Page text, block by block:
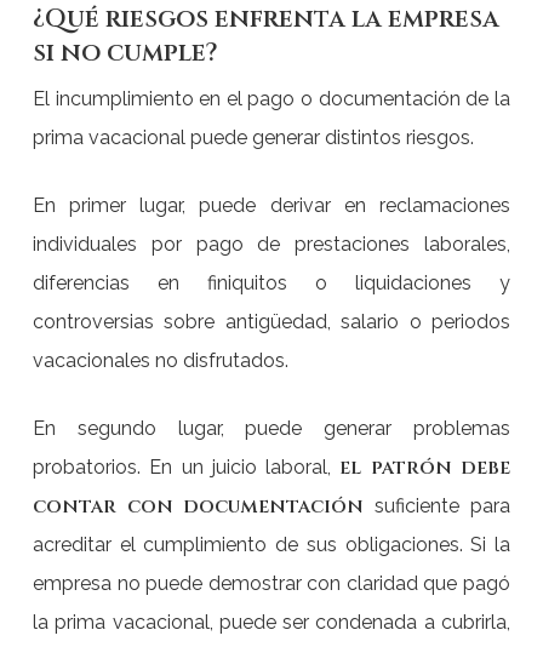
¿Qué riesgos enfrenta la empresa
si no cumple?
El incumplimiento en el pago o documentación de la
prima vacacional puede generar distintos riesgos.
En primer lugar, puede derivar en reclamaciones
individuales por pago de prestaciones laborales,
diferencias en finiquitos o liquidaciones y
controversias sobre antigüedad, salario o periodos
vacacionales no disfrutados.
En segundo lugar, puede generar problemas
probatorios. En un juicio laboral, el patrón debe
contar con documentación suficiente para
acreditar el cumplimiento de sus obligaciones. Si la
empresa no puede demostrar con claridad que pagó
la prima vacacional, puede ser condenada a cubrirla,